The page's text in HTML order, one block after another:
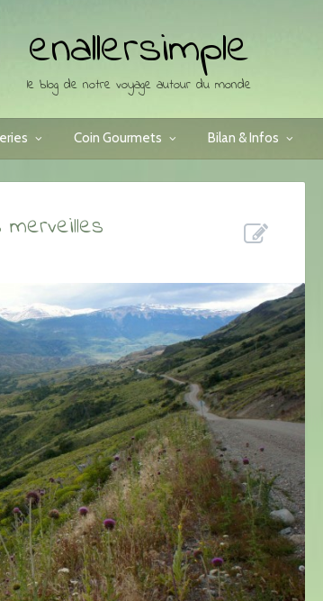
enallersimple
le blog de notre voyage autour du monde
Coin Gourmets Bilan & Infos